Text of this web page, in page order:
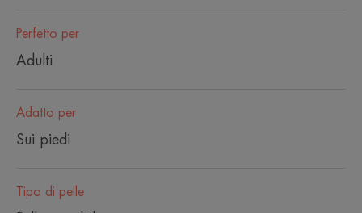
Perfetto per
Adulti
Adatto per
Sui piedi
Tipo di pelle